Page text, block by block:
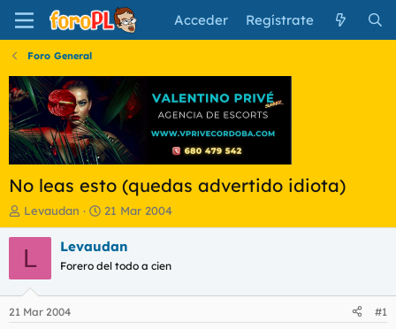
Acceder Regístrate
Foro General
No leas esto (quedas advertido idiota)
I
n
i
a
d
o
Levaudan
F
e
c
a
i
21 Mar 2004
L Levaudan
Forero del todo a cien
21 Mar 2004 #1